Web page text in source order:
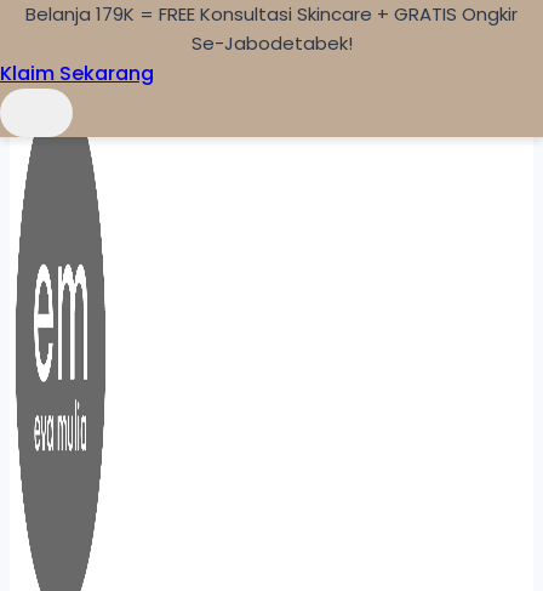
Skip to content
Belanja 179K = FREE Konsultasi Skincare + GRATIS Ongkir
Se-Jabodetabek!
Klaim Sekarang